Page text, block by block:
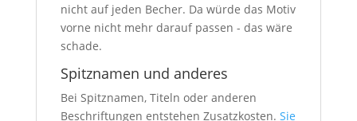
nicht auf jeden Becher. Da würde das Motiv
vorne nicht mehr darauf passen - das wäre
schade.
Spitznamen und anderes
Bei Spitznamen, Titeln oder anderen
Beschriftungen entstehen Zusatzkosten. Sie